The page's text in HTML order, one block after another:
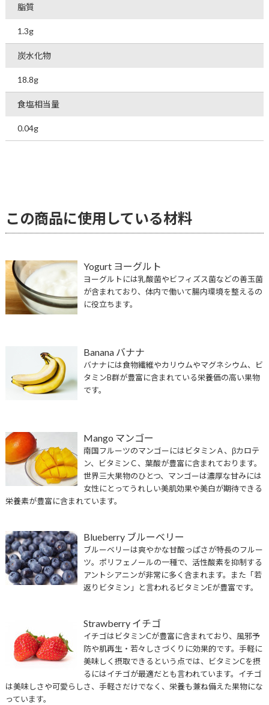
脂質
1.3g
炭水化物
18.8g
食塩相当量
0.04g
この商品に使用している材料
Yogurt ヨーグルト
ヨーグルトには乳酸菌やビフィズス菌などの善玉菌
が含まれており、体内で働いて腸内環境を整えるの
に役立ちます。
Banana バナナ
バナナには食物繊維やカリウムやマグネシウム、ビ
タミンB群が豊富に含まれている栄養価の高い果物
です。
Mango マンゴー
南国フルーツのマンゴーにはビタミンＡ、βカロテ
ン、ビタミンＣ、葉酸が豊富に含まれております。
世界三大果物のひとつ、マンゴーは濃厚な甘みには
女性にとってうれしい美肌効果や美白が期待できる
栄養素が豊富に含まれています。
Blueberry ブルーベリー
ブルーベリーは爽やかな甘酸っぱさが特長のフルー
ツ。ポリフェノールの一種で、活性酸素を抑制する
アントシアニンが非常に多く含まれます。また「若
返りビタミン」と言われるビタミンEが豊富です。
Strawberry イチゴ
イチゴはビタミンCが豊富に含まれており、風邪予
防や肌再生・若々しさづくりに効果的です。手軽に
美味しく摂取できるという点では、ビタミンCを摂
るにはイチゴが最適だとも言われています。イチゴ
は美味しさや可愛らしさ、手軽さだけでなく、栄養も兼ね備えた果物にな
っています。